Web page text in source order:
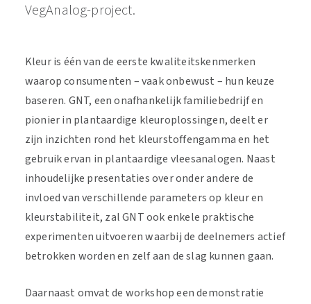
VegAnalog-project.
Kleur is één van de eerste kwaliteitskenmerken
waarop consumenten – vaak onbewust – hun keuze
baseren. GNT, een onafhankelijk familiebedrijf en
pionier in plantaardige kleuroplossingen, deelt er
zijn inzichten rond het kleurstoffengamma en het
gebruik ervan in plantaardige vleesanalogen. Naast
inhoudelijke presentaties over onder andere de
invloed van verschillende parameters op kleur en
kleurstabiliteit, zal GNT ook enkele praktische
experimenten uitvoeren waarbij de deelnemers actief
betrokken worden en zelf aan de slag kunnen gaan.
Daarnaast omvat de workshop een demonstratie